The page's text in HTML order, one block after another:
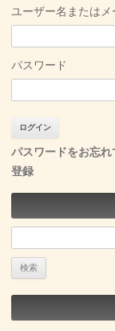
ユーザー名またはメ
パスワード
パスワードをお忘れ
登録
索: